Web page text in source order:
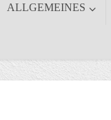
ALLGEMEINES